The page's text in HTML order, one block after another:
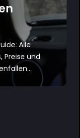
Alle
Preise und